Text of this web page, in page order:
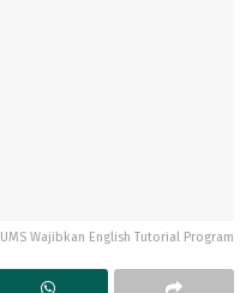
UMS Wajibkan English Tutorial Program